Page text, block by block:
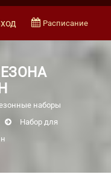
Расписание
наборы
Набор для